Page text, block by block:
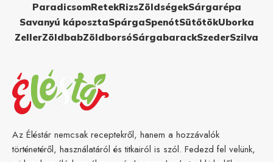
ParadicsomRetekRizsZöldségekSárgarépa
Savanyú káposztaSpárgaSpenótSütőtökUborka
ZellerZöldbabZöldborsóSárgabarackSzederSzilva
Az Éléstár nemcsak receptekről, hanem a hozzávalók
történetéről, használatáról és titkairól is szól. Fedezd fel velünk,